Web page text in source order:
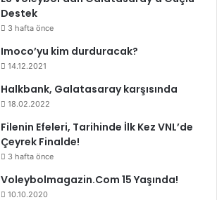
Destek
3 hafta önce
Imoco’yu kim durduracak?
14.12.2021
Halkbank, Galatasaray karşısında
18.02.2022
Filenin Efeleri, Tarihinde İlk Kez VNL’de
Çeyrek Finalde!
3 hafta önce
Voleybolmagazin.Com 15 Yaşında!
10.10.2020